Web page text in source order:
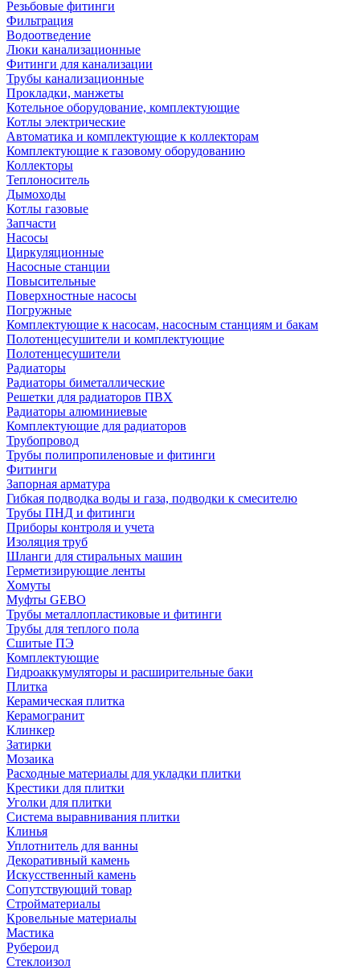
Резьбовые фитинги
Фильтрация
Водоотведение
Люки канализационные
Фитинги для канализации
Трубы канализационные
Прокладки, манжеты
Котельное оборудование, комплектующие
Котлы электрические
Автоматика и комплектующие к коллекторам
Комплектующие к газовому оборудованию
Коллекторы
Теплоноситель
Дымоходы
Котлы газовые
Запчасти
Насосы
Циркуляционные
Насосные станции
Повысительные
Поверхностные насосы
Погружные
Комплектующие к насосам, насосным станциям и бакам
Полотенцесушители и комплектующие
Полотенцесушители
Радиаторы
Радиаторы биметаллические
Решетки для радиаторов ПВХ
Радиаторы алюминиевые
Комплектующие для радиаторов
Трубопровод
Трубы полипропиленовые и фитинги
Фитинги
Запорная арматура
Гибкая подводка воды и газа, подводки к смесителю
Трубы ПНД и фитинги
Приборы контроля и учета
Изоляция труб
Шланги для стиральных машин
Герметизирующие ленты
Хомуты
Муфты GEBO
Трубы металлопластиковые и фитинги
Трубы для теплого пола
Сшитые ПЭ
Комплектующие
Гидроаккумуляторы и расширительные баки
Плитка
Керамическая плитка
Керамогранит
Клинкер
Затирки
Мозаика
Расходные материалы для укладки плитки
Крестики для плитки
Уголки для плитки
Система выравнивания плитки
Клинья
Уплотнитель для ванны
Декоративный камень
Искусственный камень
Сопутствующий товар
Стройматериалы
Кровельные материалы
Мастика
Рубероид
Стеклоизол